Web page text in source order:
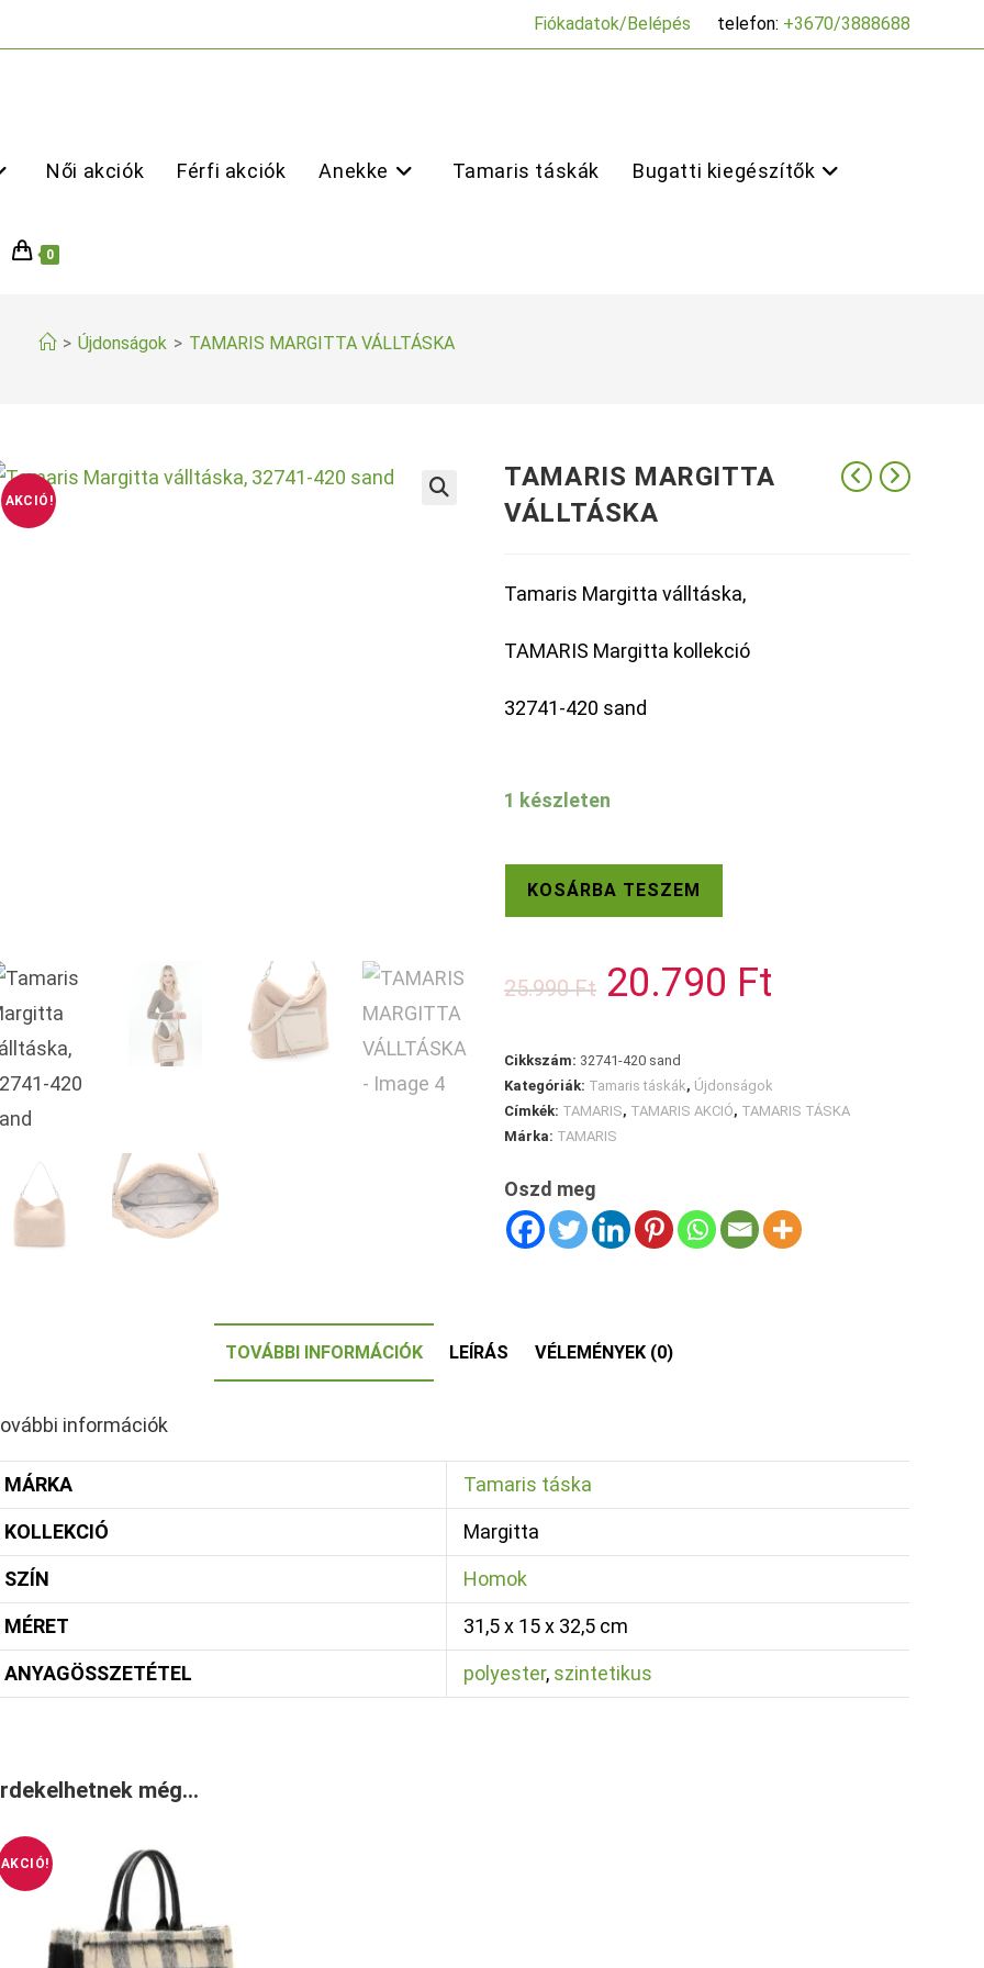
Fiókadatok/Belépés telefon: +3670/3888688
Női akciók Férfi akciók Anekke Tamaris táskák Bugatti kiegészítők
0
> Újdonságok > TAMARIS MARGITTA VÁLLTÁSKA
AKCIÓ!
TAMARIS MARGITTA
VÁLLTÁSKA
Tamaris Margitta válltáska,
TAMARIS Margitta kollekció
32741-420 sand
1 készleten
KOSÁRBA TESZEM
25.990Ft
Original
price
was:
20.790 Ft
Cikkszám: 32741-420 sand
Kategóriák: Tamaris táskák, Újdonságok
Címkék: TAMARIS, TAMARIS AKCIÓ, TAMARIS TÁSKA
Márka: TAMARIS
Oszd meg
TOVÁBBI INFORMÁCIÓK LEÍRÁS VÉLEMÉNYEK (0)
információk
MÁRKA Tamaris táska
KOLLEKCIÓ Margitta
SZÍN Homok
MÉRET 31,5 x 15 x 32,5 cm
ANYAGÖSSZETÉTEL polyester, szintetikus
még…
AKCIÓ!